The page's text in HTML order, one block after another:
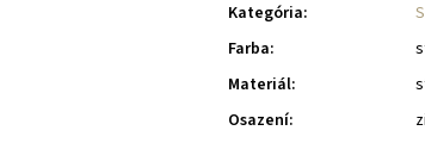
Kategória:
Farba:
Materiál:
Osazení: